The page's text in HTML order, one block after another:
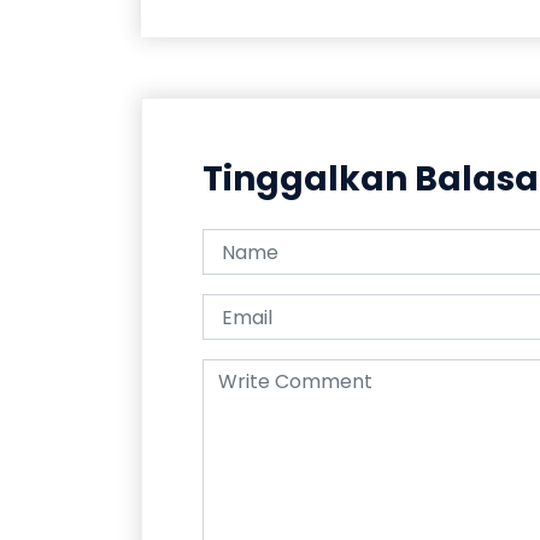
Tinggalkan